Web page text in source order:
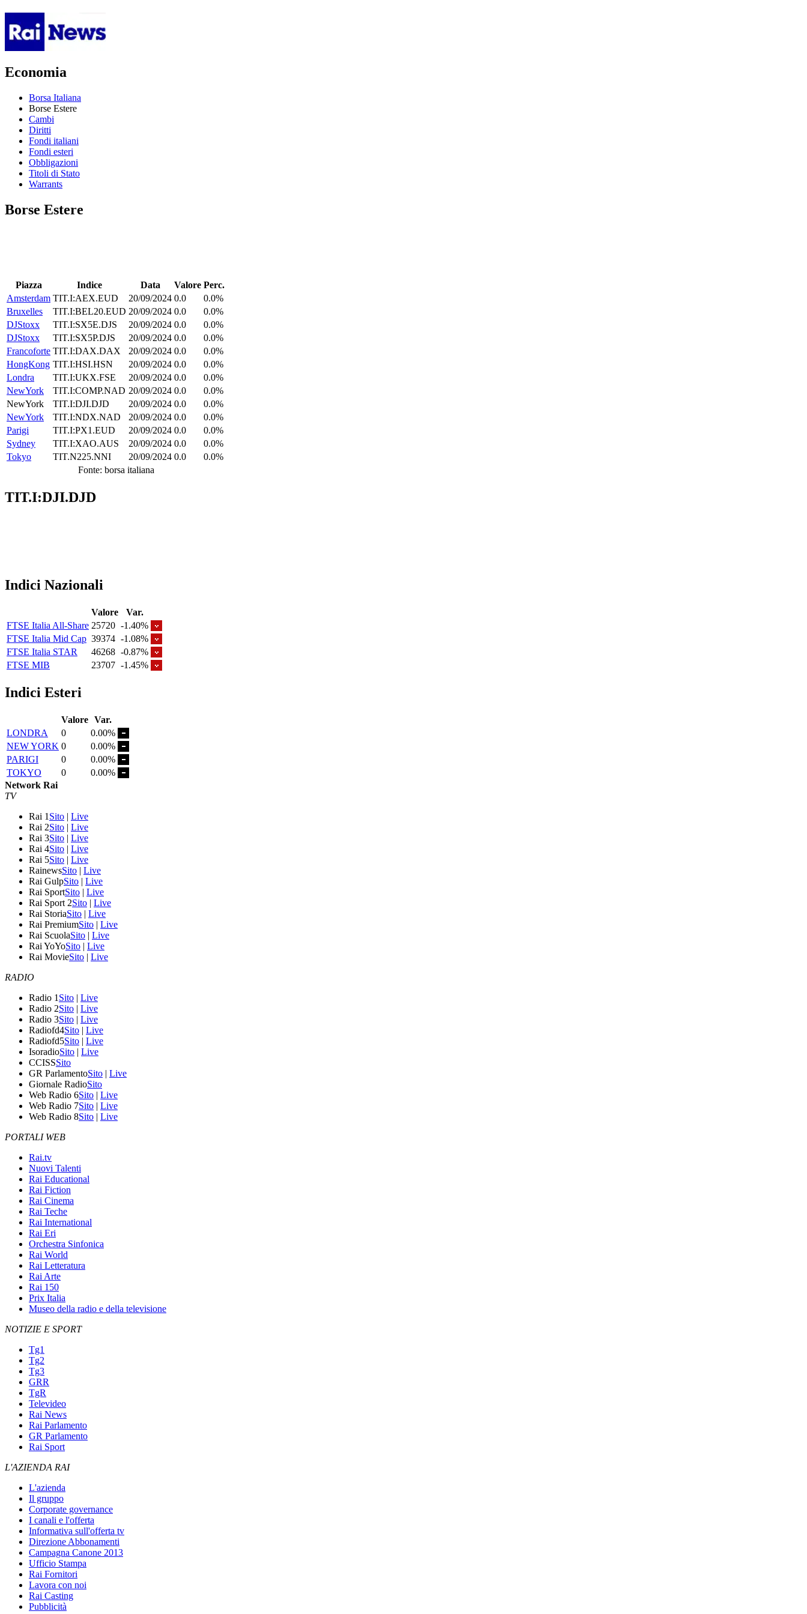
Economia
Borsa Italiana
Borse Estere
Cambi
Diritti
Fondi italiani
Fondi esteri
Obbligazioni
Titoli di Stato
Warrants
Borse Estere
Piazza Indice Data Valore Perc.
Amsterdam TIT.I:AEX.EUD 20/09/2024 0.0
0.0%
Bruxelles
TIT.I:BEL20.EUD 20/09/2024 0.0
0.0%
DJStoxx
TIT.I:SX5E.DJS 20/09/2024 0.0
0.0%
DJStoxx
TIT.I:SX5P.DJS 20/09/2024 0.0
0.0%
Francoforte TIT.I:DAX.DAX 20/09/2024 0.0
0.0%
HongKong TIT.I:HSI.HSN 20/09/2024 0.0
0.0%
Londra
TIT.I:UKX.FSE 20/09/2024 0.0
0.0%
NewYork
TIT.I:COMP.NAD 20/09/2024 0.0
0.0%
NewYork
TIT.I:DJI.DJD 20/09/2024 0.0
0.0%
NewYork
TIT.I:NDX.NAD 20/09/2024 0.0
0.0%
Parigi
TIT.I:PX1.EUD 20/09/2024 0.0
0.0%
Sydney
TIT.I:XAO.AUS 20/09/2024 0.0
0.0%
Tokyo
TIT.N225.NNI 20/09/2024 0.0
0.0%
Fonte: borsa italiana
TIT.I:DJI.DJD
Indici Nazionali
Valore
Var.
FTSE Italia All-Share 25720 -1.40%
FTSE Italia Mid Cap 39374 -1.08%
FTSE Italia STAR
46268 -0.87%
FTSE MIB
23707 -1.45%
Indici Esteri
Valore Var.
LONDRA
0
0.00%
NEW YORK 0
0.00%
PARIGI
0
0.00%
TOKYO
0
0.00%
Network Rai
TV
Rai 1 Sito | Live
Rai 2Sito | Live
Rai 3Sito | Live
Rai 4Sito | Live
Rai 5Sito | Live
RainewsSito | Live
Rai GulpSito | Live
Rai SportSito | Live
Rai Sport 2Sito | Live
Rai StoriaSito | Live
Rai PremiumSito | Live
Rai ScuolaSito | Live
Rai YoYoSito | Live
Rai MovieSito | Live
RADIO
Radio 1 Sito | Live
Radio 2Sito | Live
Radio 3Sito | Live
Radiofd4Sito | Live
Radiofd5Sito | Live
IsoradioSito | Live
CCISSSito
GR ParlamentoSito | Live
Giornale RadioSito
Web Radio 6Sito | Live
Web Radio 7Sito | Live
Web Radio 8Sito | Live
PORTALI WEB
Rai.tv
Nuovi Talenti
Rai Educational
Rai Fiction
Rai Cinema
Rai Teche
Rai International
Rai Eri
Orchestra Sinfonica
Rai World
Rai Letteratura
Rai Arte
Rai 150
Prix Italia
Museo della radio e della televisione
NOTIZIE E SPORT
Tg1
Tg2
Tg3
GRR
TgR
Televideo
Rai News
Rai Parlamento
GR Parlamento
Rai Sport
L'AZIENDA RAI
L'azienda
Il gruppo
Corporate governance
I canali e l'offerta
Informativa sull'offerta tv
Direzione Abbonamenti
Campagna Canone 2013
Ufficio Stampa
Rai Fornitori
Lavora con noi
Rai Casting
Pubblicità